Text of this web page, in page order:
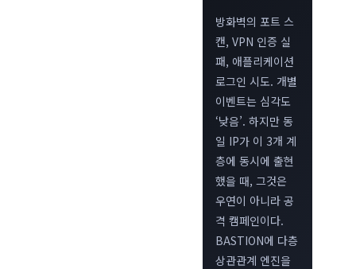
방화벽의 포트 스
캔, VPN 인증 실
패, 애플리케이션
로그인 시도. 개별
이벤트는 심각도
‘낮음’. 하지만 동
일 IP가 이 3개 계
층에 동시에 출현
했을 때, 그것은
우연이 아니라 공
격 캠페인이다.
BASTION에 다층
상관관계 엔진을